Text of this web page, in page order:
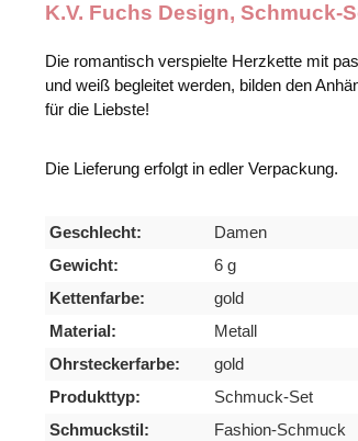
K.V. Fuchs Design, Schmuck-
Die romantisch verspielte Herzkette mit
und weiß begleitet werden, bilden den
für die Liebste!
Die Lieferung erfolgt in edler Verpackung.
Geschlecht:
Damen
Gewicht:
6 g
Kettenfarbe:
gold
Material:
Metall
Ohrsteckerfarbe:
gold
Produkttyp:
Schmuck-Set
Schmuckstil:
Fashion-Schmuck